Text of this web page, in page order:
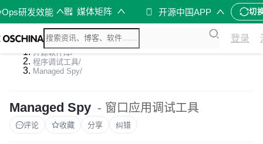
研发效能 媒体矩阵 开源中国APP 切
登录
开源软件库/
程序调试工具/
Managed Spy/
Managed Spy - 窗口应用调试工具
评论 收藏 分享 纠错